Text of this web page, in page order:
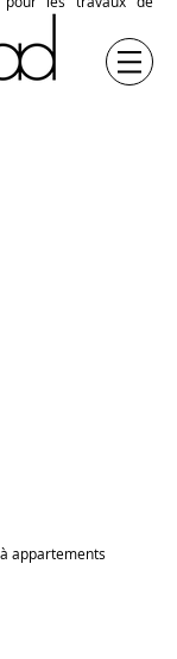
appartements